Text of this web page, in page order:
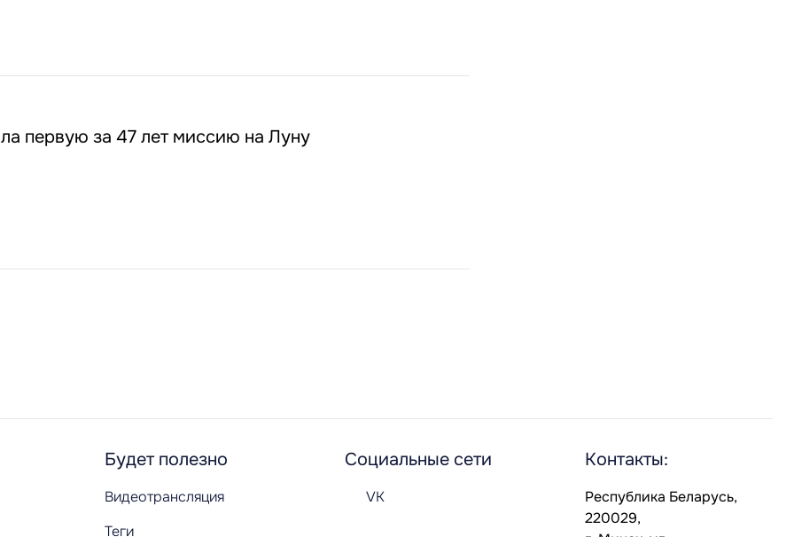
первую за 47 лет миссию на Луну
Будет полезно
Видеотрансляция
Теги
Социальные сети
VK
Контакты:
Республика Беларусь,
220029,